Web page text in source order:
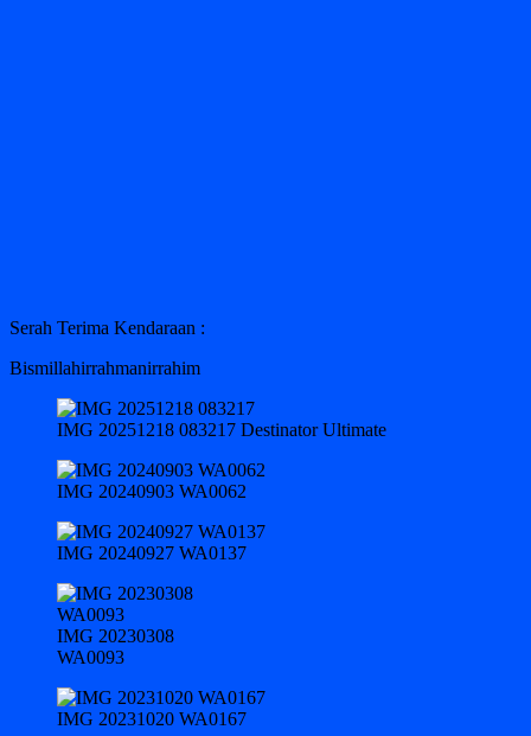
Serah Terima Kendaraan :
Bismillahirrahmanirrahim
IMG 20251218 083217 Destinator Ultimate
IMG 20240903 WA0062
IMG 20240927 WA0137
IMG 20230308
WA0093
IMG 20231020 WA0167